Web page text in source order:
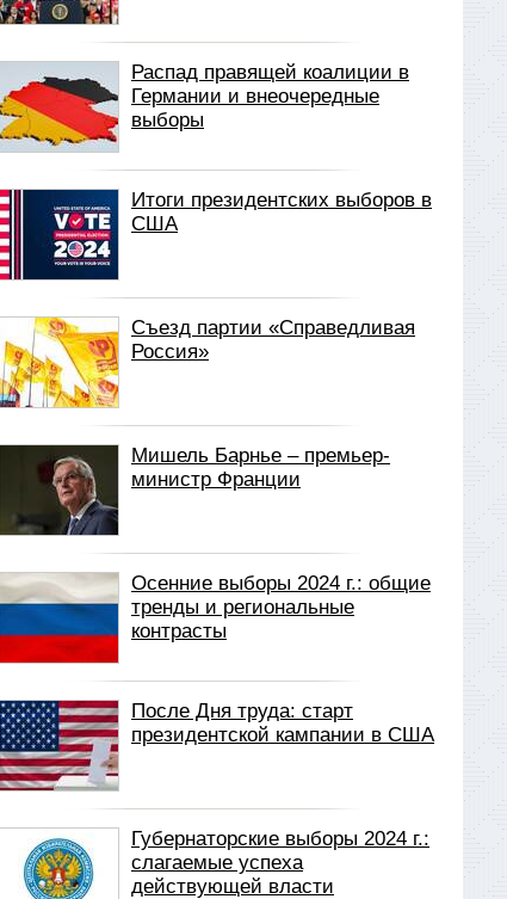
Распад правящей коалиции в
Германии и внеочередные
выборы
Итоги президентских выборов в
США
Съезд партии «Справедливая
Россия»
Мишель Барнье – премьер-
министр Франции
Осенние выборы 2024 г.: общие
тренды и региональные
контрасты
После Дня труда: старт
президентской кампании в США
Губернаторские выборы 2024 г.:
слагаемые успеха
действующей власти